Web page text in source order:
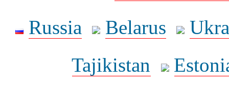
Russia
Belarus
Tajikistan